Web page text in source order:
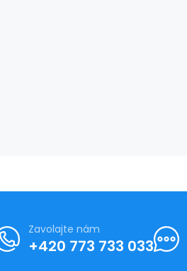
Zavolajte nám
+420 773 733 033